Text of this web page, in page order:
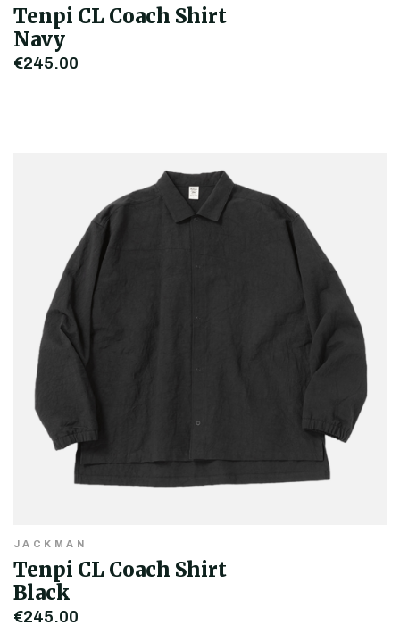
Tenpi CL Coach Shirt
Navy
€245,00
JACKMAN
Tenpi CL Coach Shirt
Black
€245,00